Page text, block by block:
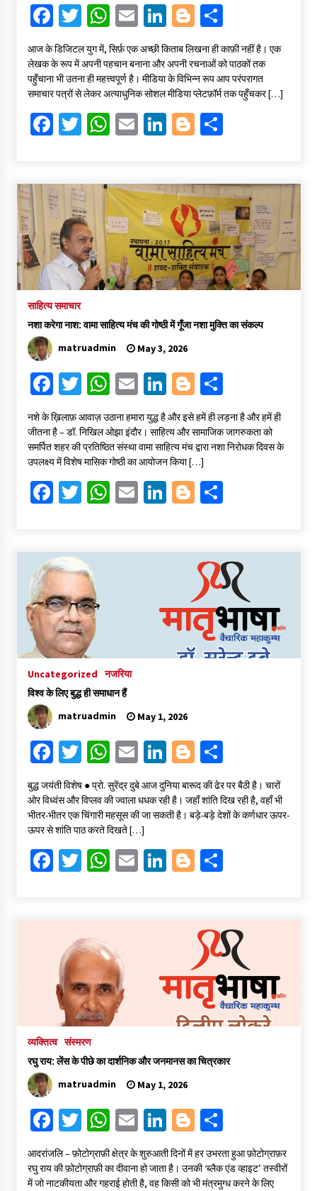
Fa
ce
b
o
o
k
T
wi
tt
er
W
h
at
sA
p
p
E
m
ai
l
Li
n
ke
dI
n
Bl
gg
er
S
h
ar
e
​आज के डिजिटल युग में, सिर्फ़ एक अच्छी किताब लिखना ही काफ़ी नहीं है। एक
लेखक के रूप में अपनी पहचान बनाना और अपनी रचनाओं को पाठकों तक
पहुँचाना भी उतना ही महत्त्वपूर्ण है। मीडिया के विभिन्न रूप आप परंपरागत
समाचार पत्रों से लेकर अत्याधुनिक सोशल मीडिया प्लेटफ़ॉर्म तक पहुँचकर […]
Fa
o
o
k
T
er
W
sA
p
p
E
l
Li
dI
n
Bl
er
S
e
साहित्य समाचार
नशा करेगा नाश: वामा साहित्य मंच की गोष्ठी में गूँजा नशा मुक्ति का संकल्प
matruadmin
May 3, 2026
Fa
ce
b
o
o
k
T
tt
er
W
at
sA
p
p
E
ai
l
Li
n
ke
dI
n
Bl
o
gg
er
S
ar
e
​नशे के ख़िलाफ़ आवाज़ उठाना हमारा युद्ध है और इसे हमें ही लड़ना है और हमें ही
जीतना है – डॉ. निखिल ओझा ​इंदौर। साहित्य और सामाजिक जागरुकता को
समर्पित शहर की प्रतिष्ठित संस्था वामा साहित्य मंच द्वारा नशा निरोधक दिवस के
उपलक्ष्य में विशेष मासिक गोष्ठी का आयोजन किया […]
Fa
o
o
k
T
er
W
sA
E
l
Li
dI
Bl
er
S
e
Uncategorized नजरिया
विश्व के लिए बुद्ध ही समाधान हैं
matruadmin
May 1, 2026
Fa
ce
b
o
o
k
T
wi
tt
er
W
h
at
sA
p
p
E
m
ai
l
Li
n
ke
dI
n
Bl
gg
er
S
ar
e
बुद्ध जयंती विशेष ● प्रो. सुरेंद्र दुबे आज दुनिया बारूद की ढेर पर बैठी है। चारों
ओर विध्वंस और विप्लव की ज्वाला धधक रही है। जहाँ शांति दिख रही है, वहाँ भी
भीतर-भीतर एक चिंगारी महसूस की जा सकती है। बड़े-बड़े देशों के कर्णधार ऊपर-
ऊपर से शांति पाठ करते दिखते […]
Fa
o
k
T W
p
p
E Li Bl
er
S
e
व्यक्तित्व संस्मरण
रघु राय: लेंस के पीछे का दार्शनिक और जनमानस का चित्रकार
matruadmin
May 1, 2026
Fa
ce
b
T
wi
tt
W
h
at
E
ai
Li
n
ke
Bl
gg
S
ar
आदरांजलि – फ़ोटोग्राफ़ी क्षेत्र के शुरुआती दिनों में हर उभरता हुआ फ़ोटोग्राफ़र
रघु राय की फ़ोटोग्राफ़ी का दीवाना हो जाता है। उनकी ‘ब्लैक एंड व्हाइट’ तस्वीरों
में जो नाटकीयता और गहराई होती है, वह किसी को भी मंत्रमुग्ध करने के लिए